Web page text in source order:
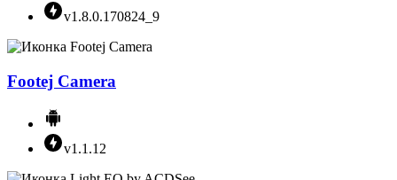
v1.8.0.170824_9
Footej Camera
v1.1.12